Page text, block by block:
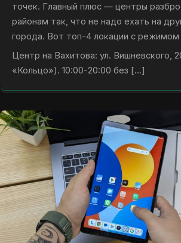
точек. Главный плюс — центры
районам так, что не надо ехать на
города. Вот топ-4 локации с
Центр на Вахитова: ул. Вишневского,
«Кольцо»). 10:00-20:00 без […]